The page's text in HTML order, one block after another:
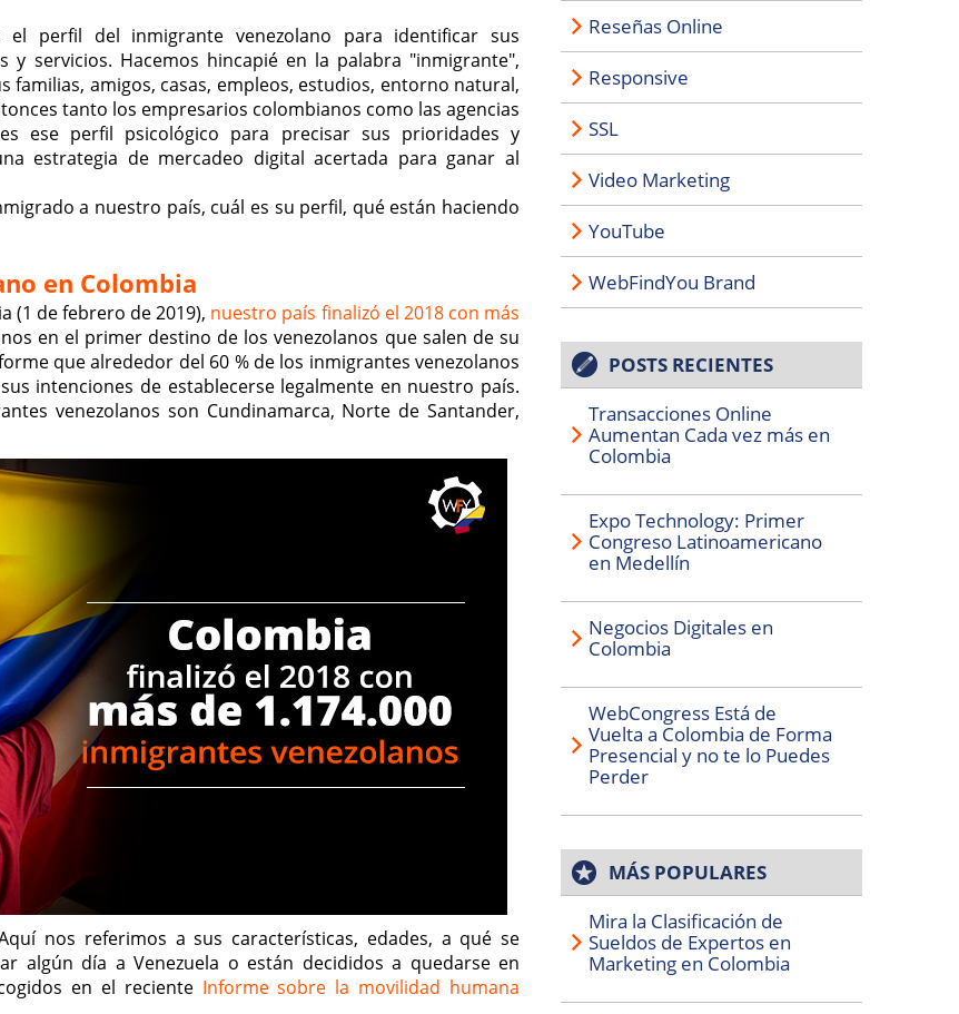
perfil del inmigrante venezolano para identificar sus
servicios. Hacemos hincapié en la palabra "inmigrante",
amigos, casas, empleos, estudios, entorno natural,
tanto los empresarios colombianos como las agencias
ese perfil psicológico para precisar sus prioridades y
estrategia de mercadeo digital acertada para ganar al
a nuestro país, cuál es su perfil, qué están haciendo
en Colombia
(1 de febrero de 2019), nuestro país finalizó el 2018 con más
en el primer destino de los venezolanos que salen de su
que alrededor del 60 % de los inmigrantes venezolanos
intenciones de establecerse legalmente en nuestro país.
venezolanos son Cundinamarca, Norte de Santander,
nos referimos a sus características, edades, a qué se
algún día a Venezuela o están decididos a quedarse en
en el reciente Informe sobre la movilidad humana
Reseñas Online
Responsive
SSL
Video Marketing
YouTube
WebFindYou Brand
POSTS RECIENTES
Transacciones Online
Aumentan Cada vez más en
Colombia
Expo Technology: Primer
Congreso Latinoamericano
en Medellín
Negocios Digitales en
Colombia
WebCongress Está de
Vuelta a Colombia de Forma
Presencial y no te lo Puedes
Perder
MÁS POPULARES
Mira la Clasificación de
Sueldos de Expertos en
Marketing en Colombia